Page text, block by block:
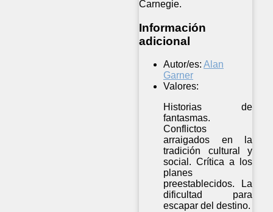
Carnegie.
Información
adicional
Autor/es: Alan
Garner
Valores:
Historias de
fantasmas.
Conflictos
arraigados en la
tradición cultural y
social. Crítica a los
planes
preestablecidos. La
dificultad para
escapar del destino.